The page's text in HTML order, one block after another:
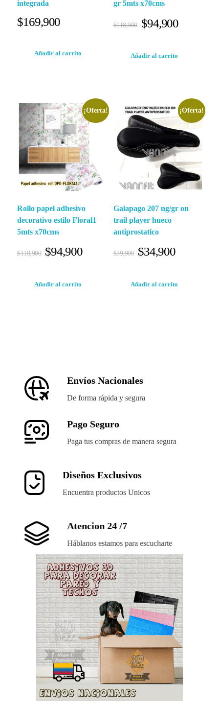
integrada
$169,900
Añadir al carrito
gr 5mts x70cms
$118,900 $94,900
Añadir al carrito
¡Oferta!
Rollo papel adhesivo
decorativo estilo Floral1
5mts x70cms
$118,900 $94,900
Añadir al carrito
¡Oferta!
Galapago 207 ng/gr on
trail player hueco
antiprostatico
$39,900 $34,900
Añadir al carrito
Envíos Nacionales
De forma rápida y segura
Pago Seguro
Paga tus compras de manera segura
Diseños Exclusivos
Encuentra productos Unicos
Atencion 24 /7
Háblanos estamos para escucharte